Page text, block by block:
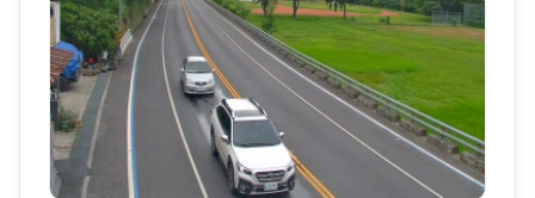
台9線 334K+700